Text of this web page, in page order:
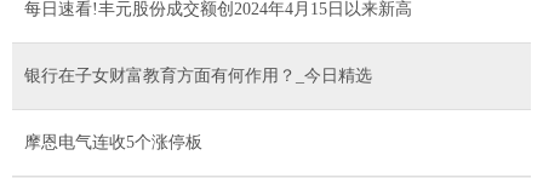
每日速看!丰元股份成交额创2024年4月15日以来新高
银行在子女财富教育方面有何作用？_今日精选
摩恩电气连收5个涨停板